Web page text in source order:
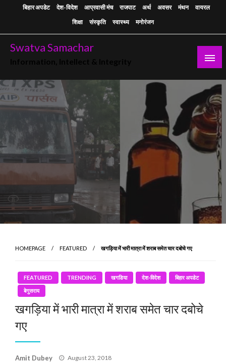
बिहार अपडेट देश-विदेश आप्रवासी मंच राजपाट अर्थ अवसर मंथन
वायरल
शिक्षा
संस्कृति स्वास्थ्य मनोरंजन
Swatva Samachar
HOMEPAGE FEATURED खगड़िया में भारी मात्रा में शराब समेत चार दबोचे गए
FEATURED TRENDING खगडिया देश-विदेश
बिहार अपडेट
बेगुसराय
खगड़िया में भारी मात्रा में शराब समेत चार दबोचे
गए
Amit Dubey
Posted
August 23, 2018